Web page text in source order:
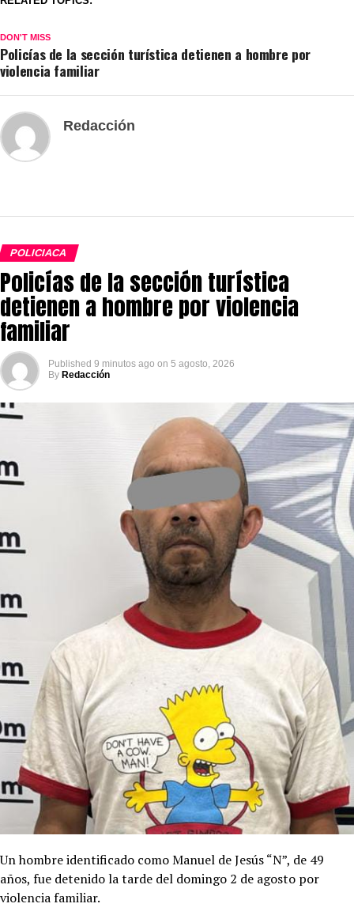
DON'T MISS
Policías de la sección turística detienen a hombre por
violencia familiar
Redacción
POLICIACA
Policías de la sección turística
detienen a hombre por violencia
familiar
Published 9 minutos ago on 5 agosto, 2026
By Redacción
Un hombre identificado como Manuel de Jesús “N”, de 49
años, fue detenido la tarde del domingo 2 de agosto por
violencia familiar.